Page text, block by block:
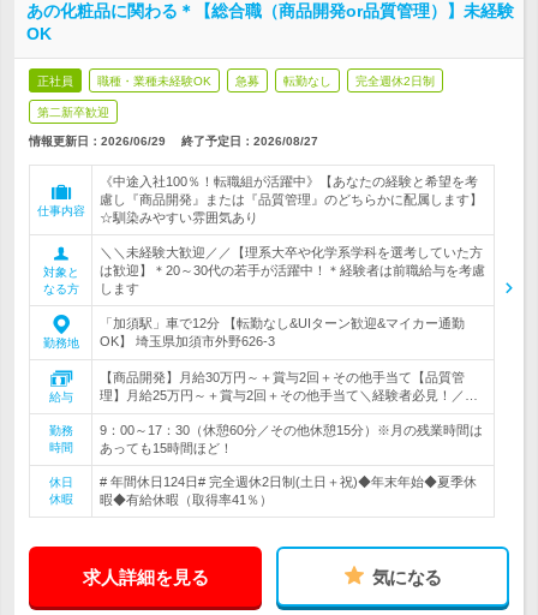
あの化粧品に関わる＊【総合職（商品開発or品質管理）】未経験
OK
正社員 職種・業種未経験OK 急募 転勤なし 完全週休2日制
第二新卒歓迎
情報更新日：2026/06/29 終了予定日： 2026/08/27
仕事内容
《中途入社100％！転職組が活躍中》【あなたの経験と希望を考
慮し『商品開発』または『品質管理』のどちらかに配属します】
☆馴染みやすい雰囲気あり
対象と
なる方
＼＼未経験大歓迎／／【理系大卒や化学系学科を選考していた方
は歓迎】＊20～30代の若手が活躍中！＊経験者は前職給与を考慮
します
勤務地
「加須駅」車で12分 【転勤なし&UIターン歓迎&マイカー通勤
OK】 埼玉県加須市外野626-3
給与
【商品開発】月給30万円～＋賞与2回＋その他手当て【品質管
理】月給25万円～＋賞与2回＋その他手当て＼経験者必見！／…
勤務
時間
9：00～17：30（休憩60分／その他休憩15分）※月の残業時間は
あっても15時間ほど！
休日
休暇
# 年間休日124日# 完全週休2日制(土日＋祝)◆年末年始◆夏季休
暇◆有給休暇（取得率41％）
求人詳細を見る 気になる